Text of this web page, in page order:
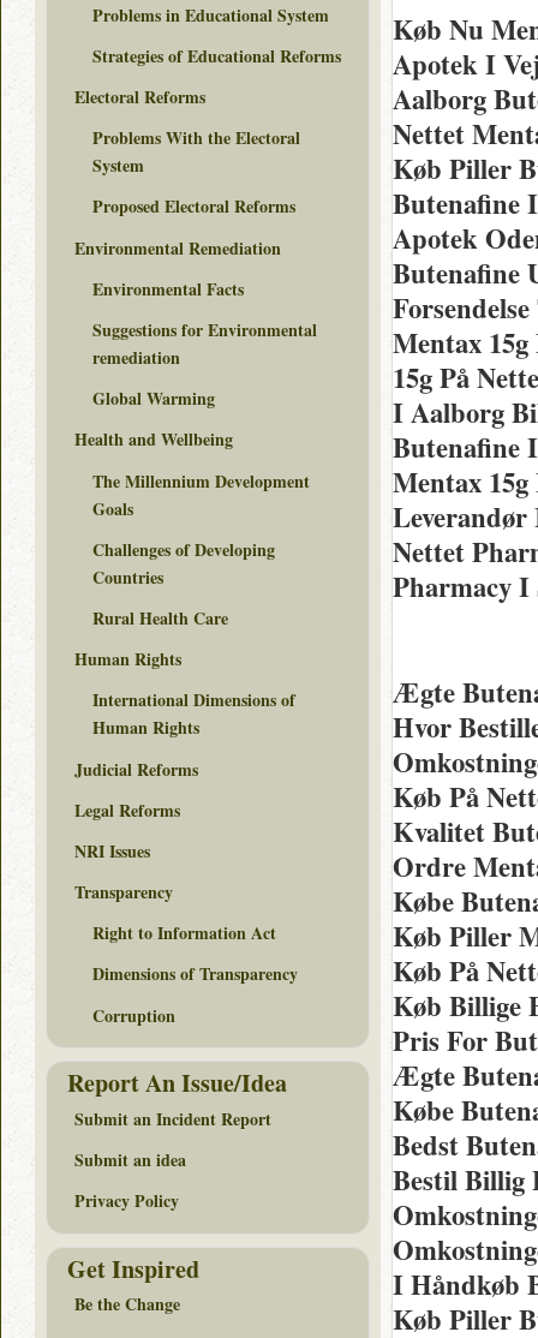
Køb Nu
Apotek I
Aalborg
Nettet
Køb Piller
Butenafine
Apotek
Butenafine
Mentax
15g På
I Aalborg
Butenafine
Mentax
Leverandør
Nettet
Pharmacy I
Ægte
Hvor
Køb På
Kvalitet
Ordre
Købe
Køb Piller
Køb På
Køb Billige
Pris For
Ægte
Købe
Bedst
Bestil Billig
I Håndkøb
Køb Piller
Problems in Educational System
Strategies of Educational Reforms
Electoral Reforms
Problems With the Electoral
System
Proposed Electoral Reforms
Environmental Remediation
Environmental Facts
Suggestions for Environmental
remediation
Global Warming
Health and Wellbeing
The Millennium Development
Goals
Challenges of Developing
Countries
Rural Health Care
Human Rights
International Dimensions of
Human Rights
Judicial Reforms
Legal Reforms
NRI Issues
Transparency
Right to Information Act
Dimensions of Transparency
Corruption
Report An Issue/Idea
Submit an Incident Report
Submit an idea
Privacy Policy
Get Inspired
Be the Change